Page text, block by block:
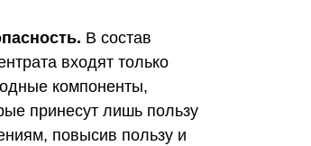
В состав
входят только
компоненты,
принесут лишь пользу
повысив пользу и